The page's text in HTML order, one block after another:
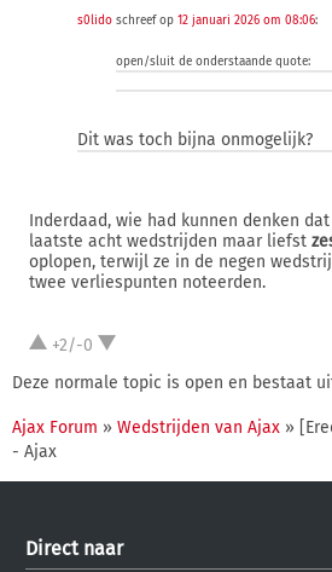
s0lido schreef op 12 januari 2026 om 08:06:
open/sluit de onderstaande quote:
Dit was toch bijna onmogelijk?
Inderdaad, wie had kunnen denken
laatste acht wedstrijden maar liefst
oplopen, terwijl ze in de negen
twee verliespunten noteerden.
+2/-0
Deze normale topic is open en bestaat
Ajax Forum » Wedstrijden van Ajax »
- Ajax
Direct naar